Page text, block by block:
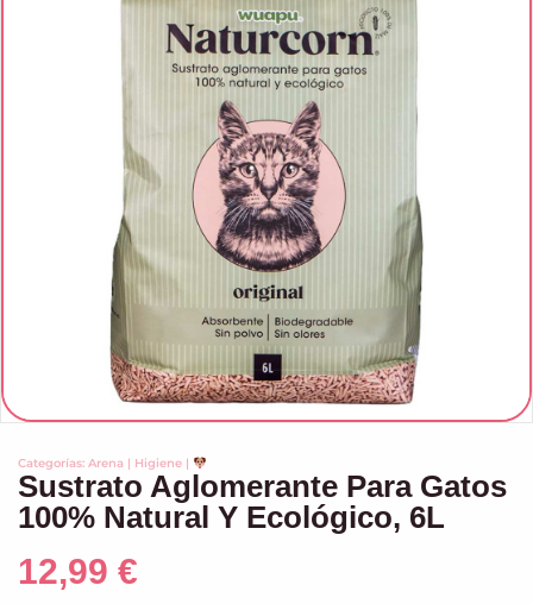
Categorías: Arena | Higiene |
Sustrato Aglomerante Para Gatos
100% Natural Y Ecológico, 6L
12,99 €